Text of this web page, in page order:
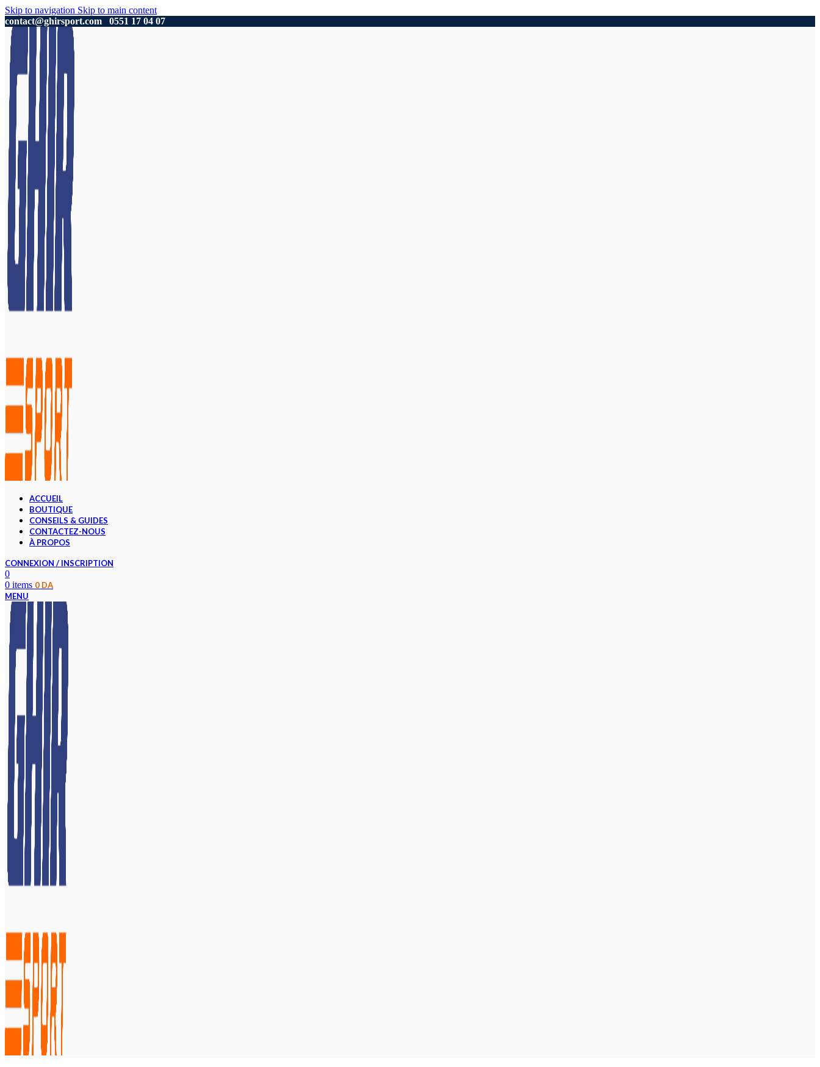
Skip to navigation Skip to main content
contact@ghirsport.com
0551 17 04 07
ACCUEIL
BOUTIQUE
CONSEILS & GUIDES
CONTACTEZ-NOUS
À PROPOS
CONNEXION / INSCRIPTION
0
0 items 0 DA
MENU